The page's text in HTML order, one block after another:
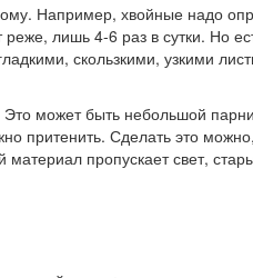
Например, хвойные надо
лишь 4-6 раз в сутки. Но
скользкими, узкими
может быть небольшой
притенить. Сделать это
пропускает свет,